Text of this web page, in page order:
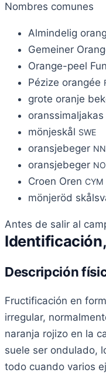
Nombres comunes
Almindelig
Gemeiner
Orange-peel
Pézize orangée
grote oranje
oranssimaljakas
mönjeskål SWE
oransjebeger
oransjebeger
Croen Oren CYM
mönjeröd
Antes de salir al
Descripción
Fructificación en
irregular,
naranja rojizo en la
suele ser ondulado,
todo cuando varios